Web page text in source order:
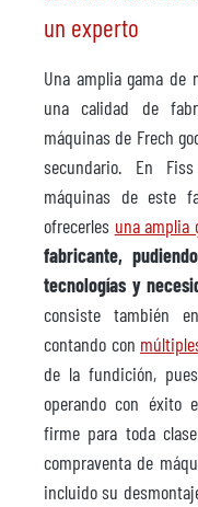
un experto
Una amplia gama de
una calidad de
máquinas de Frech
secundario. En
máquinas de este
ofrecerles una amplia
fabricante,
tecnologías y
consiste también
contando con
de la fundición,
operando con éxito
firme para toda
compraventa de
incluido su